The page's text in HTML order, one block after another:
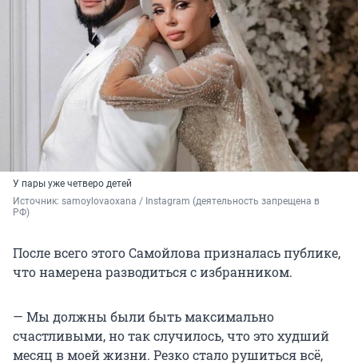
У пары уже четверо детей
Источник: samoylovaoxana / Instagram (деятельность запрещена в
РФ)
После всего этого Самойлова призналась публике,
что намерена разводиться с избранником.
— Мы должны были быть максимально
счастливыми, но так случилось, что это худший
месяц в моей жизни. Резко стало рушиться всё,